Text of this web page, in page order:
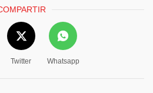
Twitter Whatsapp